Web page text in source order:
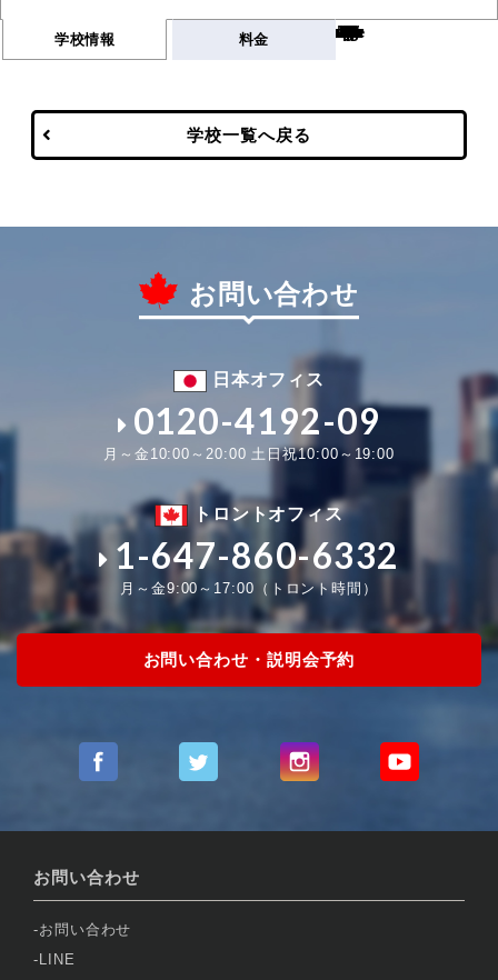
学校情報 料金 Warning/var/www/html/wp-content/themes/vancouver/single-school.php676
学校一覧へ戻る
お問い合わせ
日本オフィス
0120-4192-09
月～金10:00～20:00 土日祝10:00～19:00
トロントオフィス
1-647-860-6332
月～金9:00～17:00（トロント時間）
お問い合わせ・説明会予約
お問い合わせ
お問い合わせ
LINE